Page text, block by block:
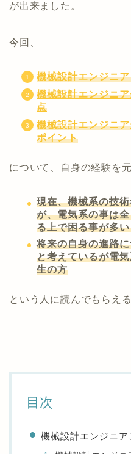
が出来ました。
今回、
機械設計エンジニ
機械設計エンジニ
点
機械設計エンジニ
ポイント
について、自身の経験を
現在、機械系の技
が、電気系の事は
る上で困る事が多
将来の自身の進路
と考えているが電
生の方
という人に読んでもらえ
目次
機械設計エンジニ